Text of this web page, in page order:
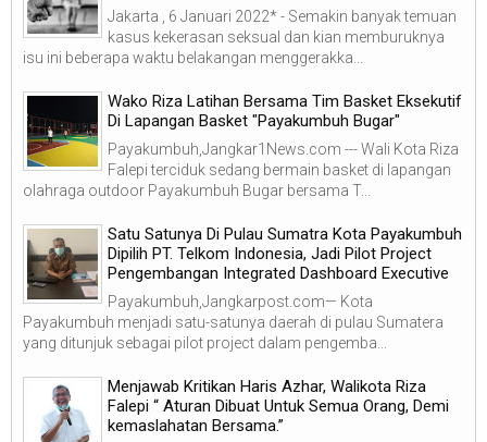
Jakarta , 6 Januari 2022* - Semakin banyak temuan
kasus kekerasan seksual dan kian memburuknya
isu ini beberapa waktu belakangan menggerakka...
Wako Riza Latihan Bersama Tim Basket Eksekutif
Di Lapangan Basket "Payakumbuh Bugar"
Payakumbuh,Jangkar1News.com --- Wali Kota Riza
Falepi terciduk sedang bermain basket di lapangan
olahraga outdoor Payakumbuh Bugar bersama T...
Satu Satunya Di Pulau Sumatra Kota Payakumbuh
Dipilih PT. Telkom Indonesia, Jadi Pilot Project
Pengembangan Integrated Dashboard Executive
Payakumbuh,Jangkarpost.com— Kota
Payakumbuh menjadi satu-satunya daerah di pulau Sumatera
yang ditunjuk sebagai pilot project dalam pengemba...
Menjawab Kritikan Haris Azhar, Walikota Riza
Falepi “ Aturan Dibuat Untuk Semua Orang, Demi
kemaslahatan Bersama.”